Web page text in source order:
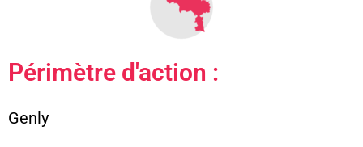
Périmètre d'action :
Genly